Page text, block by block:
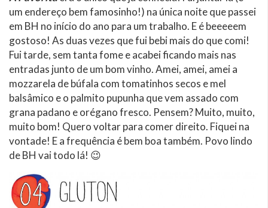
um endereço bem famosinho!) na única noite que passei
em BH no início do ano para um trabalho. E é beeeeem
gostoso! As duas vezes que fui bebi mais do que comi!
Fui tarde, sem tanta fome e acabei ficando mais nas
entradas junto de um bom vinho. Amei, amei, amei a
mozzarela de búfala com tomatinhos secos e mel
balsâmico e o palmito pupunha que vem assado com
grana padano e orégano fresco. Pensem? Muito, muito,
muito bom! Quero voltar para comer direito. Fiquei na
vontade! E a frequência é bem boa também. Povo lindo
de BH vai todo lá! 😉